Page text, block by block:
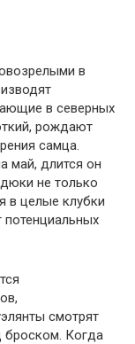
в
в северных
рождают
самца.
май, длится он
не только
в целые клубки
смотрят
броском. Когда